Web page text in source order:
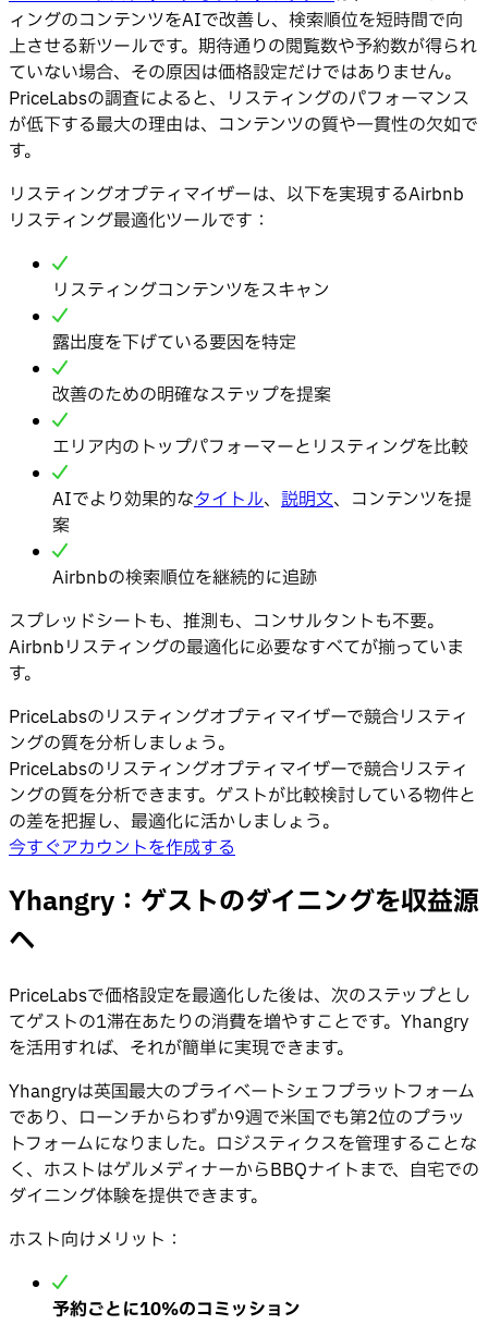
ィングのコンテンツをAIで改善し、検索順位を短時間で向
上させる新ツールです。期待通りの閲覧数や予約数が得られ
ていない場合、その原因は価格設定だけではありません。
PriceLabsの調査によると、リスティングのパフォーマンス
が低下する最大の理由は、コンテンツの質や一貫性の欠如で
す。
リスティングオプティマイザーは、以下を実現するAirbnb
リスティング最適化ツールです：
リスティングコンテンツをスキャン
露出度を下げている要因を特定
改善のための明確なステップを提案
エリア内のトップパフォーマーとリスティングを比較
AIでより効果的なタイトル、 説明文、コンテンツを提
案
Airbnbの検索順位を継続的に追跡
スプレッドシートも、推測も、コンサルタントも不要。
Airbnbリスティングの最適化に必要なすべてが揃っていま
す。
PriceLabsのリスティングオプティマイザーで競合リスティ
ングの質を分析しましょう。
PriceLabsのリスティングオプティマイザーで競合リスティ
ングの質を分析できます。ゲストが比較検討している物件と
の差を把握し、最適化に活かしましょう。
今すぐアカウントを作成する
Yhangry：ゲストのダイニングを収益源
へ
PriceLabsで価格設定を最適化した後は、次のステップとし
てゲストの1滞在あたりの消費を増やすことです。Yhangry
を活用すれば、それが簡単に実現できます。
Yhangryは英国最大のプライベートシェフプラットフォーム
であり、ローンチからわずか9週で米国でも第2位のプラッ
トフォームになりました。ロジスティクスを管理することな
く、ホストはゲルメディナーからBBQナイトまで、自宅での
ダイニング体験を提供できます。
ホスト向けメリット：
予約ごとに10%のコミッション